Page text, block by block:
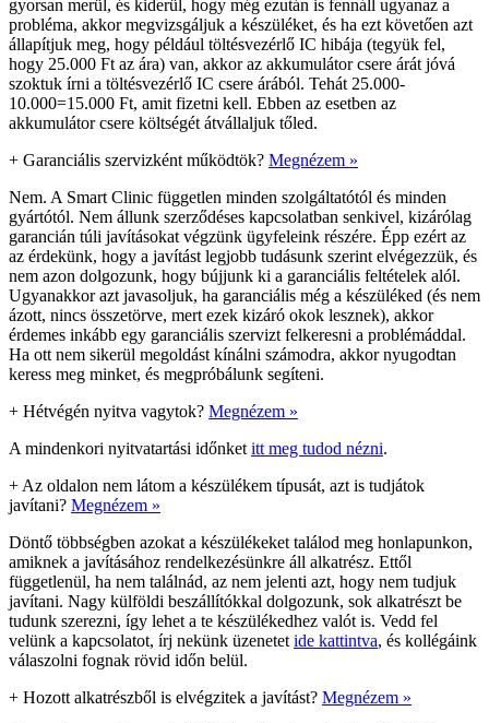
gyorsan merül, és kiderül, hogy még ezután is fennáll ugyanaz a
probléma, akkor megvizsgáljuk a készüléket, és ha ezt követően azt
állapítjuk meg, hogy például töltésvezérlő IC hibája (tegyük fel,
hogy 25.000 Ft az ára) van, akkor az akkumulátor csere árát jóvá
szoktuk írni a töltésvezérlő IC csere árából. Tehát 25.000-
10.000=15.000 Ft, amit fizetni kell. Ebben az esetben az
akkumulátor csere költségét átvállaljuk tőled.
+ Garanciális szervizként működtök? Megnézem »
Nem. A Smart Clinic független minden szolgáltatótól és minden
gyártótól. Nem állunk szerződéses kapcsolatban senkivel, kizárólag
garancián túli javításokat végzünk ügyfeleink részére. Épp ezért az
az érdekünk, hogy a javítást legjobb tudásunk szerint elvégezzük, és
nem azon dolgozunk, hogy bújjunk ki a garanciális feltételek alól.
Ugyanakkor azt javasoljuk, ha garanciális még a készüléked (és nem
ázott, nincs összetörve, mert ezek kizáró okok lesznek), akkor
érdemes inkább egy garanciális szervizt felkeresni a problémáddal.
Ha ott nem sikerül megoldást kínálni számodra, akkor nyugodtan
keress meg minket, és megpróbálunk segíteni.
+ Hétvégén nyitva vagytok? Megnézem »
A mindenkori nyitvatartási időnket itt meg tudod nézni.
+ Az oldalon nem látom a készülékem típusát, azt is tudjátok
javítani? Megnézem »
Döntő többségben azokat a készülékeket találod meg honlapunkon,
amiknek a javításához rendelkezésünkre áll alkatrész. Ettől
függetlenül, ha nem találnád, az nem jelenti azt, hogy nem tudjuk
javítani. Nagy külföldi beszállítókkal dolgozunk, sok alkatrészt be
tudunk szerezni, így lehet a te készülékedhez valót is. Vedd fel
velünk a kapcsolatot, írj nekünk üzenetet ide kattintva, és kollégáink
válaszolni fognak rövid időn belül.
+ Hozott alkatrészből is elvégzitek a javítást? Megnézem »